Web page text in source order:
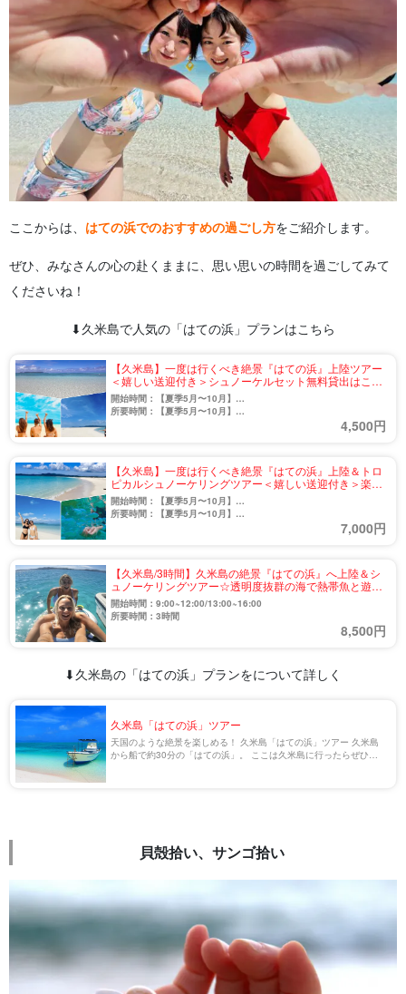
ここからは、 はての浜でのおすすめの過ごし方をご紹介します。
ぜひ、みなさんの心の赴くままに、思い思いの時間を過ごしてみて
くださいね！
⬇︎久米島で人気の「はての浜」プランはこちら
【久米島】一度は行くべき絶景『はての浜』上陸ツアー
＜嬉しい送迎付き＞シュノーケルセット無料貸出はここ
だけ♪楽しみ方は自由自在☆（No.801）
開始時間：【夏季5月〜10月】
9:00〜12:00 / 14:00〜17:00
所要時間：【夏季5月〜10月】
4,500円
【久米島】一度は行くべき絶景『はての浜』上陸＆トロ
ピカルシュノーケリングツアー＜嬉しい送迎付き＞楽し
み方は自由自在♪（No.802）
開始時間：【夏季5月〜10月】
9:00〜12:00 / 14:00〜17:00
所要時間：【夏季5月〜10月】
7,000円
【久米島/3時間】久米島の絶景『はての浜』へ上陸＆シ
ュノーケリングツアー☆透明度抜群の海で熱帯魚と遊ぼ
う《5歳から参加OK・送迎付き》（No.840）
開始時間：9:00~12:00/13:00~16:00
所要時間：3時間
8,500円
⬇︎久米島の「はての浜」プランをについて詳しく
久米島「はての浜」ツアー
天国のような絶景を楽しめる！ 久米島「はての浜」ツアー 久米島
から船で約30分の「はての浜」。 ここは久米島に行ったらぜひ訪
貝殻拾い、サンゴ拾い